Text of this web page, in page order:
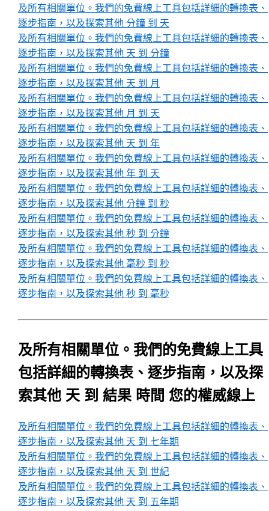
及所有相關單位。我們的免費線上工具包括詳細的轉換表、
逐步指南，以及探索其他 分鐘 到 天
及所有相關單位。我們的免費線上工具包括詳細的轉換表、
逐步指南，以及探索其他 天 到 分鐘
及所有相關單位。我們的免費線上工具包括詳細的轉換表、
逐步指南，以及探索其他 天 到 月
及所有相關單位。我們的免費線上工具包括詳細的轉換表、
逐步指南，以及探索其他 月 到 天
及所有相關單位。我們的免費線上工具包括詳細的轉換表、
逐步指南，以及探索其他 天 到 年
及所有相關單位。我們的免費線上工具包括詳細的轉換表、
逐步指南，以及探索其他 年 到 天
及所有相關單位。我們的免費線上工具包括詳細的轉換表、
逐步指南，以及探索其他 分鐘 到 秒
及所有相關單位。我們的免費線上工具包括詳細的轉換表、
逐步指南，以及探索其他 秒 到 分鐘
及所有相關單位。我們的免費線上工具包括詳細的轉換表、
逐步指南，以及探索其他 毫秒 到 秒
及所有相關單位。我們的免費線上工具包括詳細的轉換表、
逐步指南，以及探索其他 秒 到 毫秒
及所有相關單位。我們的免費線上工具
包括詳細的轉換表、逐步指南，以及探
索其他 天 到 結果 時間 您的權威線上
及所有相關單位。我們的免費線上工具包括詳細的轉換表、
逐步指南，以及探索其他 天 到 七年期
及所有相關單位。我們的免費線上工具包括詳細的轉換表、
逐步指南，以及探索其他 天 到 世紀
及所有相關單位。我們的免費線上工具包括詳細的轉換表、
逐步指南，以及探索其他 天 到 五年期